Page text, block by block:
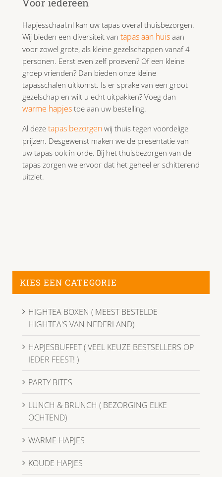
Voor iedereen
Hapjesschaal.nl kan uw tapas overal thuisbezorgen.
Wij bieden een diversiteit van tapas aan huis aan
voor zowel grote, als kleine gezelschappen vanaf 4
personen. Eerst even zelf proeven? Of een kleine
groep vrienden? Dan bieden onze kleine
tapasschalen uitkomst. Is er sprake van een groot
gezelschap en wilt u echt uitpakken? Voeg dan
warme hapjes toe aan uw bestelling.
Al deze tapas bezorgen wij thuis tegen voordelige
prijzen. Desgewenst maken we de presentatie van
uw tapas ook in orde. Bij het thuisbezorgen van de
tapas zorgen we ervoor dat het geheel er schitterend
uitziet.
KIES EEN CATEGORIE
HIGHTEA BOXEN ( MEEST BESTELDE
HIGHTEA'S VAN NEDERLAND)
HAPJESBUFFET ( VEEL KEUZE BESTSELLERS OP
IEDER FEEST! )
PARTY BITES
LUNCH & BRUNCH ( BEZORGING ELKE
OCHTEND)
WARME HAPJES
KOUDE HAPJES